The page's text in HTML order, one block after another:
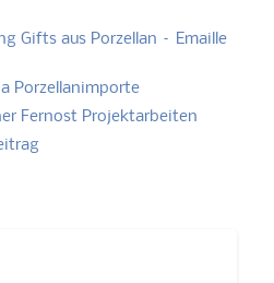
Gifts aus Porzellan – Emaille
Porzellanimporte
Fernost Projektarbeiten